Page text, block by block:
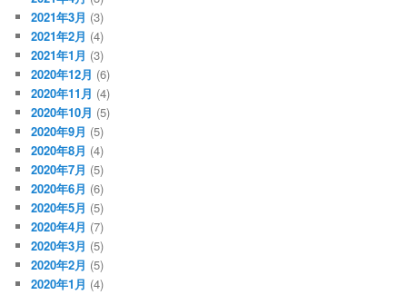
2021年3月 (3)
2021年2月 (4)
2021年1月 (3)
2020年12月 (6)
2020年11月 (4)
2020年10月 (5)
2020年9月 (5)
2020年8月 (4)
2020年7月 (5)
2020年6月 (6)
2020年5月 (5)
2020年4月 (7)
2020年3月 (5)
2020年2月 (5)
2020年1月 (4)